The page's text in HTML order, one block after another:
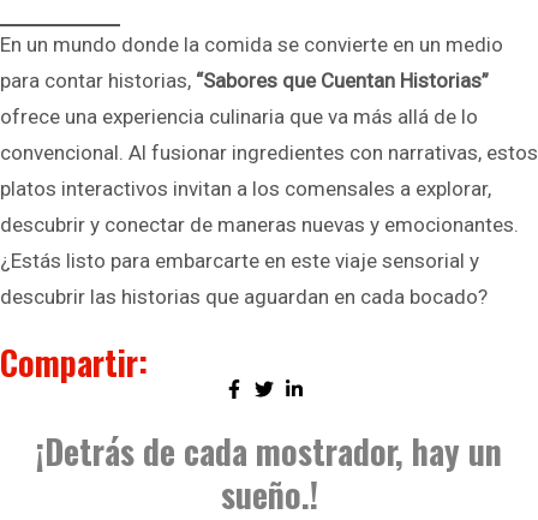
En un mundo donde la comida se convierte en un medio
para contar historias, “Sabores que Cuentan Historias”
ofrece una experiencia culinaria que va más allá de lo
convencional. Al fusionar ingredientes con narrativas, estos
platos interactivos invitan a los comensales a explorar,
descubrir y conectar de maneras nuevas y emocionantes.
¿Estás listo para embarcarte en este viaje sensorial y
descubrir las historias que aguardan en cada bocado?
Compartir:
¡Detrás de cada mostrador, hay un
sueño.!